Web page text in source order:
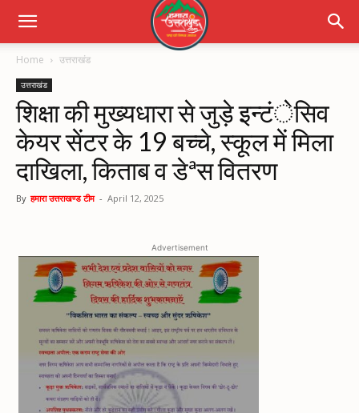
Home उत्तराखंड
उत्तराखंड
शिक्षा की मुख्यधारा से जुड़े इन्टंेसिव
केयर सेंटर के 19 बच्चे, स्कूल में मिला
दाखिला, किताब व डेªस वितरण
By हमारा उत्तराखण्ड टीम - April 12, 2025
Advertisement